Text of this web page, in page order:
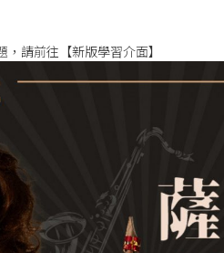
，請前往 【新版學習介面】